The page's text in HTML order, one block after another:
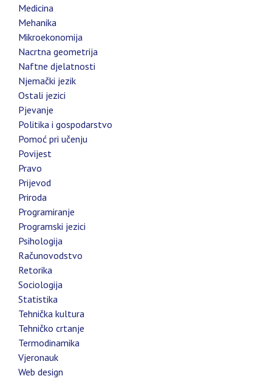
Medicina
Mehanika
Mikroekonomija
Nacrtna geometrija
Naftne djelatnosti
Njemački jezik
Ostali jezici
Pjevanje
Politika i gospodarstvo
Pomoć pri učenju
Povijest
Pravo
Prijevod
Priroda
Programiranje
Programski jezici
Psihologija
Računovodstvo
Retorika
Sociologija
Statistika
Tehnička kultura
Tehničko crtanje
Termodinamika
Vjeronauk
Web design